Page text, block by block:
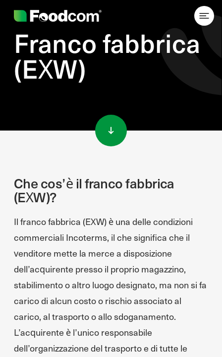
Franco fabbrica
(EXW)
Che cos’è il franco fabbrica
(EXW)?
Il franco fabbrica (EXW) è una delle condizioni
commerciali Incoterms, il che significa che il
venditore mette la merce a disposizione
dell’acquirente presso il proprio magazzino,
stabilimento o altro luogo designato, ma non si fa
carico di alcun costo o rischio associato al
carico, al trasporto o allo sdoganamento.
L’acquirente è l’unico responsabile
dell’organizzazione del trasporto e di tutte le